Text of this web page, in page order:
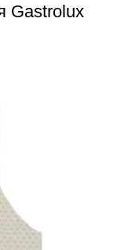
Gastrolux